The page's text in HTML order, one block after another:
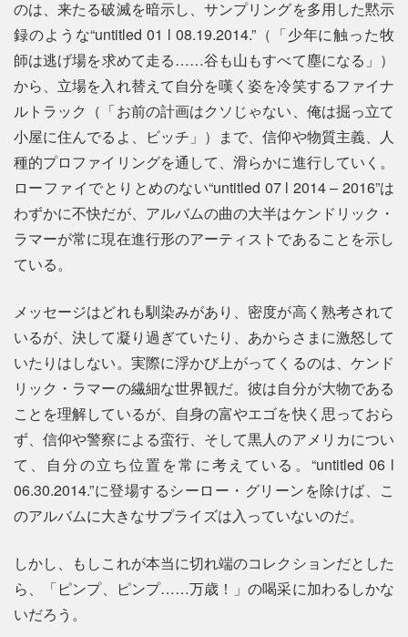
のは、来たる破滅を暗示し、サンプリングを多用した黙示
録のような“untitled 01 l 08.19.2014.”（「少年に触った牧
師は逃げ場を求めて走る……谷も山もすべて塵になる」）
から、立場を入れ替えて自分を嘆く姿を冷笑するファイナ
ルトラック（「お前の計画はクソじゃない、俺は掘っ立て
小屋に住んでるよ、ビッチ」）まで、信仰や物質主義、人
種的プロファイリングを通して、滑らかに進行していく。
ローファイでとりとめのない“untitled 07 l 2014 – 2016”は
わずかに不快だが、アルバムの曲の大半はケンドリック・
ラマーが常に現在進行形のアーティストであることを示し
ている。
メッセージはどれも馴染みがあり、密度が高く熟考されて
いるが、決して凝り過ぎていたり、あからさまに激怒して
いたりはしない。実際に浮かび上がってくるのは、ケンド
リック・ラマーの繊細な世界観だ。彼は自分が大物である
ことを理解しているが、自身の富やエゴを快く思っておら
ず、信仰や警察による蛮行、そして黒人のアメリカについ
て、自分の立ち位置を常に考えている。“untitled 06 l
06.30.2014.”に登場するシーロー・グリーンを除けば、こ
のアルバムに大きなサプライズは入っていないのだ。
しかし、もしこれが本当に切れ端のコレクションだとした
ら、「ピンプ、ピンプ……万歳！」の喝采に加わるしかな
いだろう。